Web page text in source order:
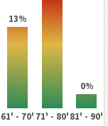
13%
0%
61' - 70' 71' - 80'81' - 90'